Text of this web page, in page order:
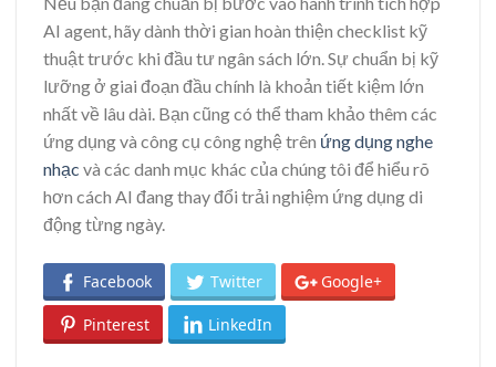
AI agent, hãy dành thời gian hoàn thiện checklist kỹ
thuật trước khi đầu tư ngân sách lớn. Sự chuẩn bị kỹ
lưỡng ở giai đoạn đầu chính là khoản tiết kiệm lớn
nhất về lâu dài. Bạn cũng có thể tham khảo thêm các
ứng dụng và công cụ công nghệ trên ứng dụng nghe
nhạc và các danh mục khác của chúng tôi để hiểu rõ
hơn cách AI đang thay đổi trải nghiệm ứng dụng di
động từng ngày.
Facebook Twitter Google+
Pinterest LinkedIn